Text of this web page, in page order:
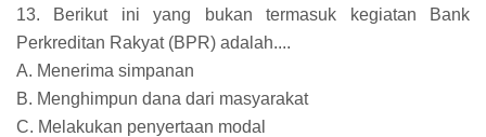
13. Berikut ini yang bukan termasuk kegiatan Bank
Perkreditan Rakyat (BPR) adalah....
A. Menerima simpanan
B. Menghimpun dana dari masyarakat
C. Melakukan penyertaan modal